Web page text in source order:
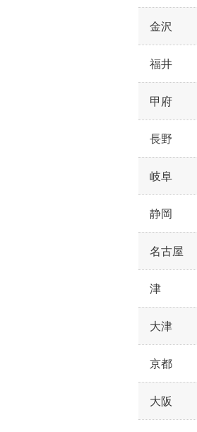
金沢
福井
甲府
長野
岐阜
静岡
名古屋
津
大津
京都
大阪